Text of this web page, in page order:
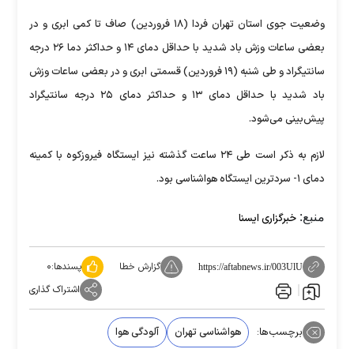
وضعیت جوی استان تهران فردا (۱۸ فروردین) صاف تا کمی ابری و در
بعضی ساعات وزش باد شدید با حداقل دمای ۱۴ و حداکثر دما ۲۶ درجه
سانتیگراد و طی شنبه (۱۹ فروردین) قسمتی ابری و در بعضی ساعات وزش
باد شدید با حداقل دمای ۱۳ و حداکثر دمای ۲۵ درجه سانتیگراد
پیش‌بینی می‌شود.
لازم به ذکر است طی ۲۴ ساعت گذشته نیز ایستگاه فیروزکوه با کمینه
دمای ۱- سردترین ایستگاه هواشناسی بود.
منبع: خبرگزاری ایسنا
https://aftabnews.ir/003UlU گزارش خطا پسندها:۰
اشتراک گذاری
برچسب‌ها: هواشناسی تهران آلودگی هوا